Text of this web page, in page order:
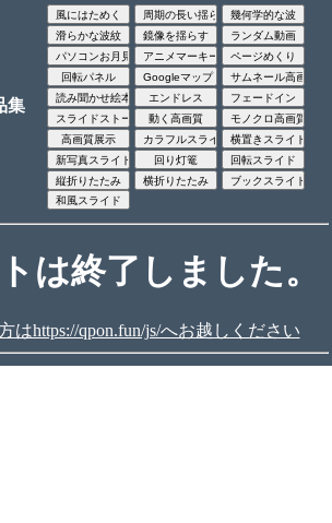
集
は終了しました。
はhttps://qpon.fun/js/へお越しください